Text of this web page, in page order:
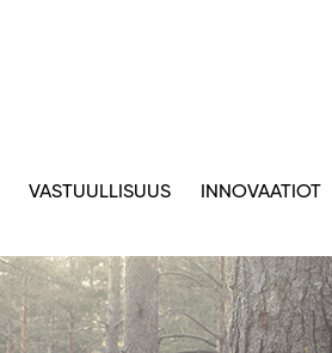
VASTUULLISUUS INNOVAATIOT